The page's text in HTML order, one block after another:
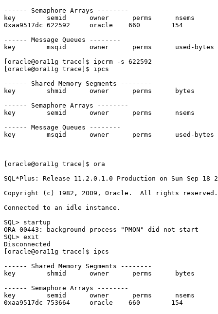
------ Semaphore Arrays --------
key        semid      owner      perms      nsems
0xaa9517dc 622592     oracle    660        154
------ Message Queues --------
key        msqid      owner      perms      used-
[oracle@ora11g trace]$ ipcrm -s 622592
[oracle@ora11g trace]$ ipcs
------ Shared Memory Segments --------
key        shmid      owner      perms
------ Semaphore Arrays --------
key        semid      owner      perms      nsems
------ Message Queues --------
key        msqid      owner      perms      used-
[oracle@ora11g trace]$ ora
SQL*Plus: Release 11.2.0.1.0 Production on Sun Sep 18
Copyright (c) 1982, 2009, Oracle.  All rights reserved.
Connected to an idle instance.
SQL> startup
ORA-00443: background process "PMON" did not start
SQL> exit
Disconnected
[oracle@ora11g trace]$ ipcs
------ Shared Memory Segments --------
key        shmid      owner      perms
------ Semaphore Arrays --------
key        semid      owner      perms      nsems
0xaa9517dc 753664     oracle    660        154